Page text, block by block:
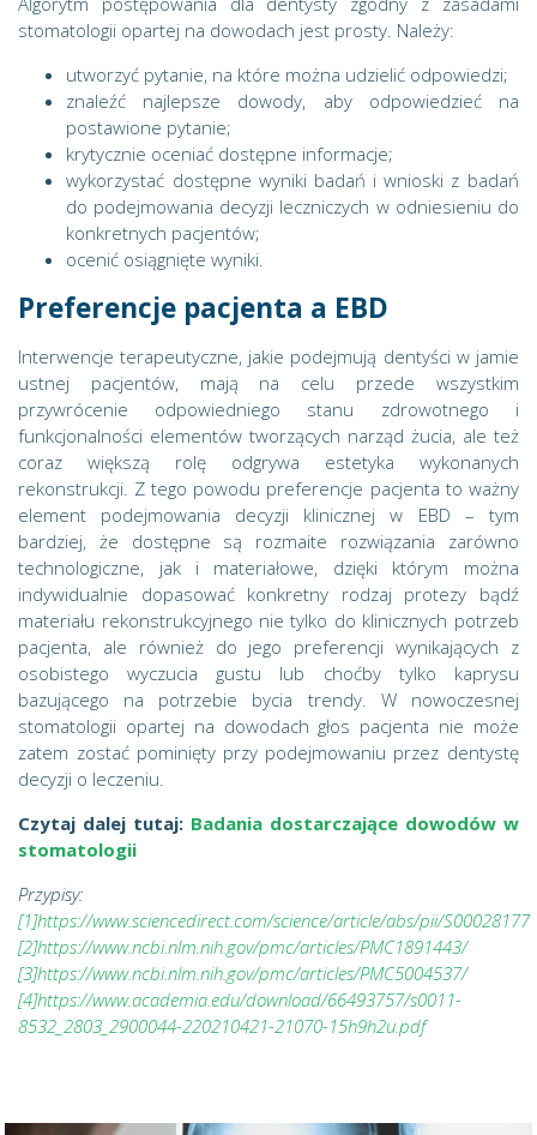
stomatologii opartej na dowodach jest prosty. Należy:
utworzyć pytanie, na które można udzielić odpowiedzi;
znaleźć najlepsze dowody, aby odpowiedzieć na
postawione pytanie;
krytycznie oceniać dostępne informacje;
wykorzystać dostępne wyniki badań i wnioski z badań
do podejmowania decyzji leczniczych w odniesieniu do
konkretnych pacjentów;
ocenić osiągnięte wyniki.
Preferencje pacjenta a EBD
Interwencje terapeutyczne, jakie podejmują dentyści w jamie
ustnej pacjentów, mają na celu przede wszystkim
przywrócenie odpowiedniego stanu zdrowotnego i
funkcjonalności elementów tworzących narząd żucia, ale też
coraz większą rolę odgrywa estetyka wykonanych
rekonstrukcji. Z tego powodu preferencje pacjenta to ważny
element podejmowania decyzji klinicznej w EBD – tym
bardziej, że dostępne są rozmaite rozwiązania zarówno
technologiczne, jak i materiałowe, dzięki którym można
indywidualnie dopasować konkretny rodzaj protezy bądź
materiału rekonstrukcyjnego nie tylko do klinicznych potrzeb
pacjenta, ale również do jego preferencji wynikających z
osobistego wyczucia gustu lub choćby tylko kaprysu
bazującego na potrzebie bycia trendy. W nowoczesnej
stomatologii opartej na dowodach głos pacjenta nie może
zatem zostać pominięty przy podejmowaniu przez dentystę
decyzji o leczeniu.
Czytaj dalej tutaj: Badania dostarczające dowodów w
stomatologii
Przypisy:
[1]https://www.sciencedirect.com/science/article/abs/pii/
[2]https://www.ncbi.nlm.nih.gov/pmc/articles/PMC1891443/
[3]https://www.ncbi.nlm.nih.gov/pmc/articles/PMC5004537/
[4]https://www.academia.edu/download/66493757/s0011-
8532_2803_2900044-220210421-21070-15h9h2u.pdf